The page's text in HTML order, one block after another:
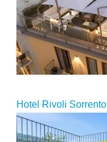
Hotel Rivoli Sorrento